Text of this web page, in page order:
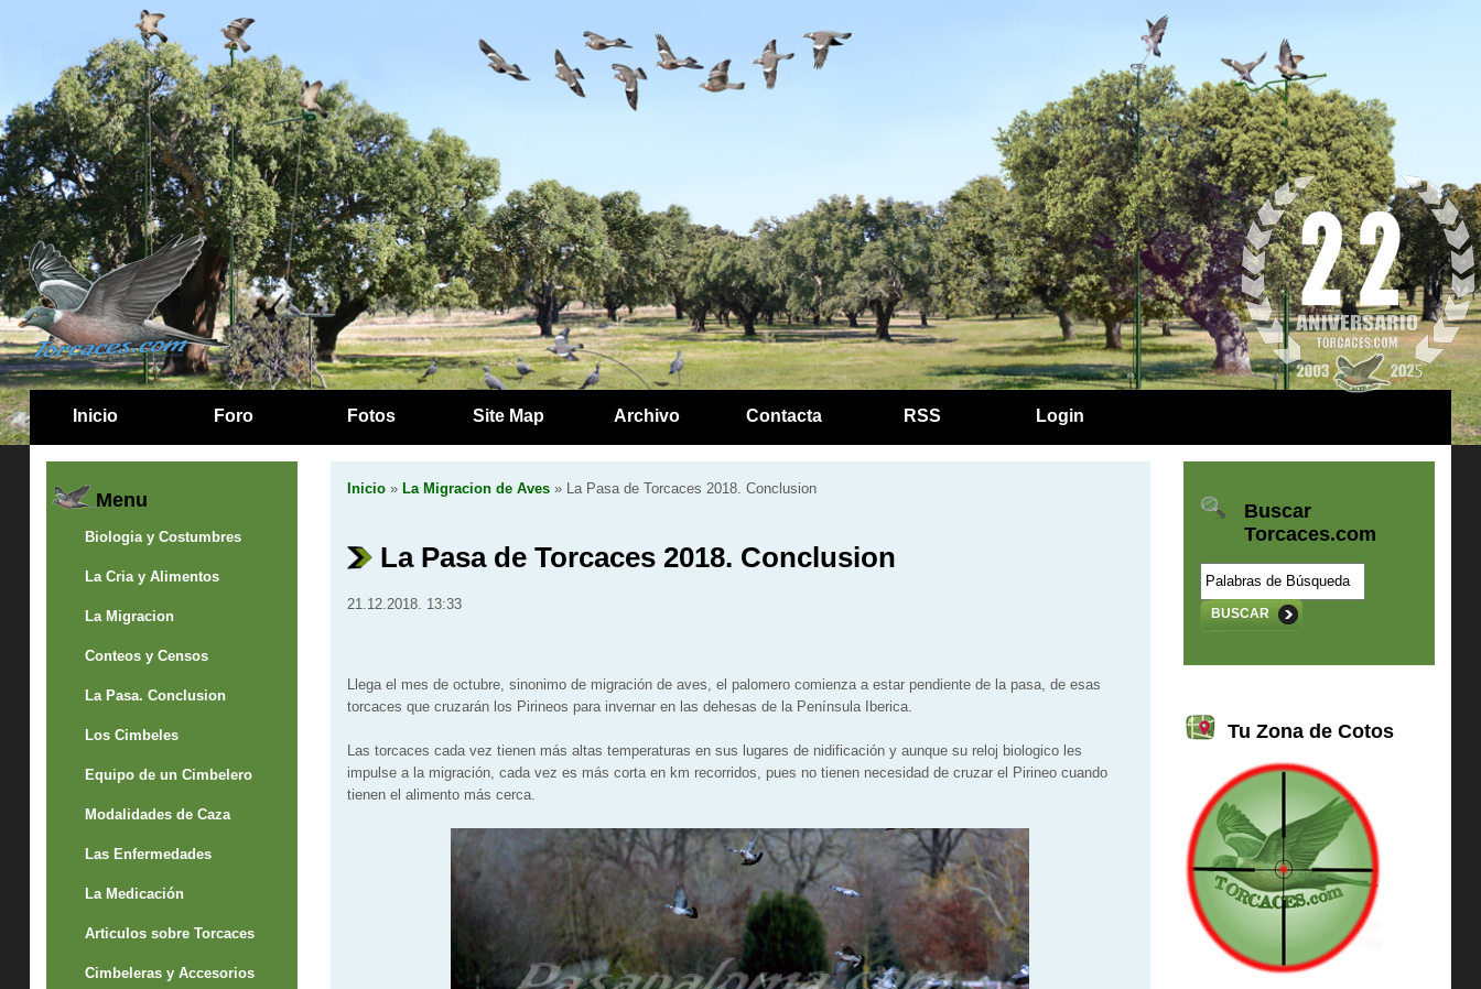
Inicio Foro Fotos Site Map Archivo Contacta RSS Login
Menu
Biologia y Costumbres
La Cria y Alimentos
La Migracion
Conteos y Censos
La Pasa. Conclusion
Los Cimbeles
Equipo de un Cimbelero
Modalidades de Caza
Las Enfermedades
La Medicación
Articulos sobre Torcaces
Cimbeleras y Accesorios
Inicio» La Migracion de Aves» La Pasa de Torcaces 2018. Conclusion
La Pasa de Torcaces 2018. Conclusion
21.12.2018. 13:33
Llega el mes de octubre, sinonimo de migración de aves, el palomero comienza a estar pendiente de la pasa, de esas
torcaces que cruzarán los Pirineos para invernar en las dehesas de la Península Iberica.
Las torcaces cada vez tienen más altas temperaturas en sus lugares de nidificación y aunque su reloj biologico les
impulse a la migración, cada vez es más corta en km recorridos, pues no tienen necesidad de cruzar el Pirineo cuando
tienen el alimento más cerca.
Buscar
Torcaces.com
BUSCAR
Tu Zona de Cotos